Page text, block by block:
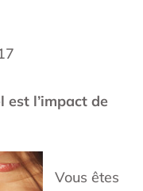
l’impact de
Vous êtes